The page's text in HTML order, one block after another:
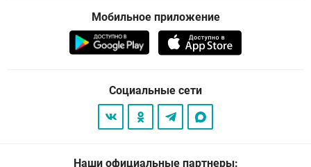
Мобильное приложение
Социальные сети
Наши официальные партнеры: